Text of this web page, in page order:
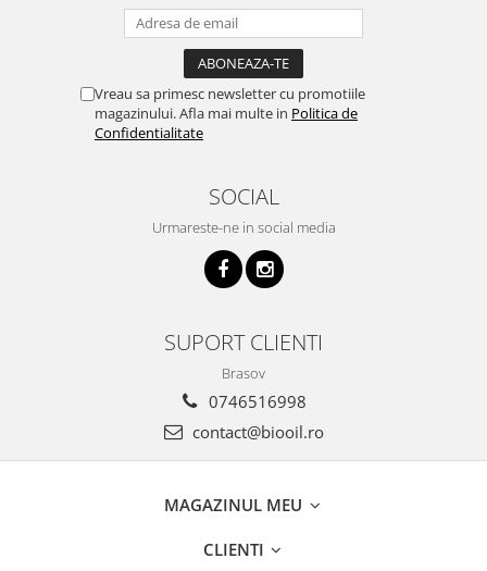
Vreau sa primesc newsletter cu promotiile
magazinului. Afla mai multe in Politica de
Confidentialitate
SOCIAL
Urmareste-ne in social media
SUPORT CLIENTI
Brasov
0746516998
contact@biooil.ro
MAGAZINUL MEU
CLIENTI